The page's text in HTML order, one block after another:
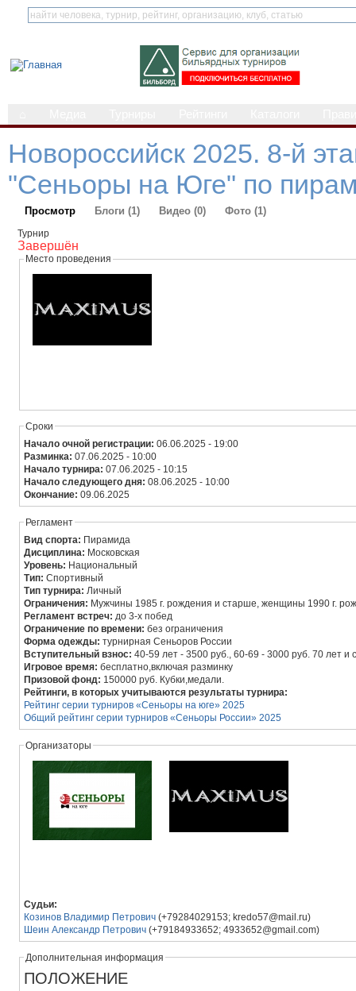
Новороссийск 2025. 8-й
"Сеньоры на Юге" по
Просмотр Блоги (1) Видео (0) Фото (1)
Турнир
Завершён
Место проведения
Сроки
Начало очной регистрации:06.06.2025 - 19:00
Разминка:07.06.2025 - 10:00
Начало турнира:07.06.2025 - 10:15
Начало следующего дня:08.06.2025 - 10:00
Окончание:09.06.2025
Регламент
Вид спорта: Пирамида
Дисциплина: Московская
Уровень: Национальный
Тип:Спортивный
Тип турнира: Личный
Ограничения: Мужчины 1985 г. рождения и старше, женщины 1990 г.
Регламент встреч: до 3-х побед
Ограничение по времени:без ограничения
Форма одежды:турнирная Сеньоров России
Вступительный взнос:40-59 лет - 3500 руб., 60-69 - 3000 руб. 70 лет
Игровое время:бесплатно,включая разминку
Призовой фонд: 150000 руб. Кубки,медали.
Рейтинги, в которых учитываются результаты турнира:
Рейтинг серии турниров «Сеньоры на юге» 2025
Общий рейтинг серии турниров «Сеньоры России» 2025
Организаторы
Судьи:
Козинов Владимир Петрович (+79284029153; kredo57@mail.ru)
Шеин Александр Петрович (+79184933652; 4933652@gmail.com)
Дополнительная информация
ПОЛОЖЕНИЕ